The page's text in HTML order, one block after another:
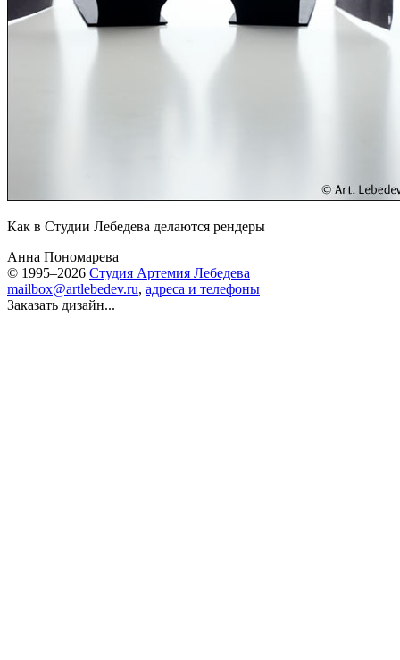
Как в Студии Лебедева делаются рендеры
Анна Пономарева
© 1995–2026 Студия Артемия Лебедева
mailbox@artlebedev.ru, адреса и телефоны
Заказать дизайн...